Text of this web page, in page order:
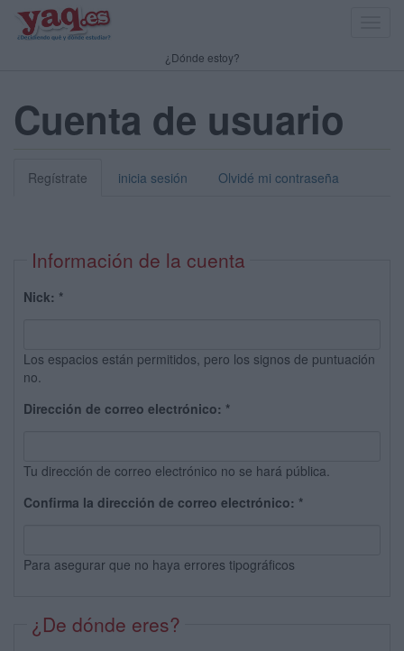
¿Dónde estoy?
Cuenta de usuario
Regístrate inicia sesión Olvidé mi contraseña
Información de la cuenta
Nick: *
Los espacios están permitidos, pero los signos de puntuación
no.
Dirección de correo electrónico: *
Tu dirección de correo electrónico no se hará pública.
Confirma la dirección de correo electrónico: *
Para asegurar que no haya errores tipográficos
¿De dónde eres?